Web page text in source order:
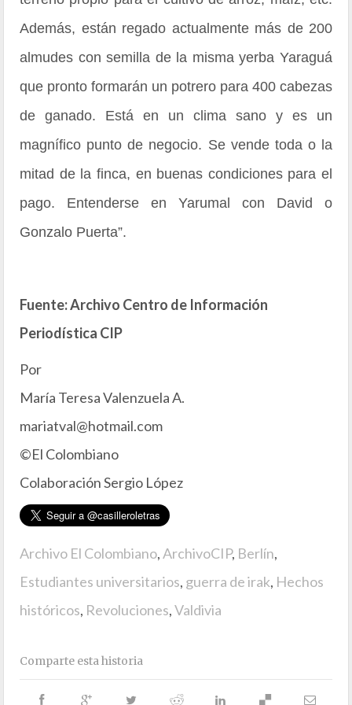
Además, están regado actualmente más de 200
almudes con semilla de la misma yerba Yaraguá
que pronto formarán un potrero para 400 cabezas
de ganado. Está en un clima sano y es un
magnífico punto de negocio. Se vende toda o la
mitad de la finca, en buenas condiciones para el
pago. Entenderse en Yarumal con David o
Gonzalo Puerta”.
Fuente: Archivo Centro de Información
Periodística CIP
Por
María Teresa Valenzuela A.
mariatval@hotmail.com
©El Colombiano
Colaboración Sergio López
Archivo El Colombiano,ArchivoCIP, Berlín,
Estudiantes universitarios, guerra de irak, Hechos
históricos, Revoluciones,Valdivia
Comparte esta historia